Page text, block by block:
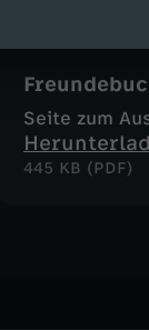
Seite zum
445 KB (PDF)